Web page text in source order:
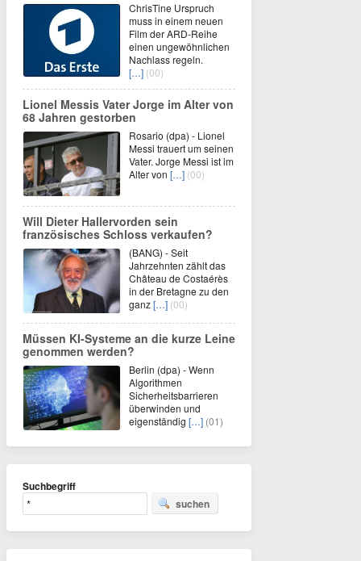
ChrisTine Urspruch
muss in einem neuen
Film der ARD-Reihe
einen ungewöhnlichen
Nachlass regeln.
[…] (00)
Lionel Messis Vater Jorge im Alter von
68 Jahren gestorben
Rosario (dpa) - Lionel
Messi trauert um seinen
Vater. Jorge Messi ist im
Alter von […] (00)
Will Dieter Hallervorden sein
französisches Schloss verkaufen?
(BANG) - Seit
Jahrzehnten zählt das
Château de Costaérès
in der Bretagne zu den
ganz[…] (00)
Müssen KI-Systeme an die kurze Leine
genommen werden?
Berlin (dpa) - Wenn
Algorithmen
Sicherheitsbarrieren
überwinden und
eigenständig […] (01)
Suchbegriff
suchen